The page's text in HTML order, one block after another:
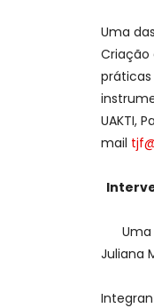
Uma
Criação
práticas
UAKTI,
mail
Uma
Juliana